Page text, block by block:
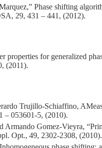
Phase shifting
29, 431 – 441, (2012).
for generalized
(2011).
Trujillo-Schiaffino,
– 053601-5, (2010).
Armando Gomez-Vieyra,
Opt., 49, 2302-2308, (2010).